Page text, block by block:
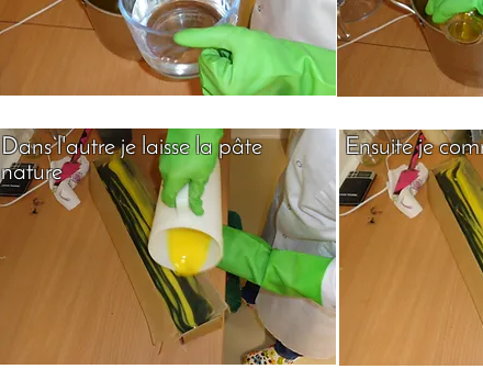
Dans l'autre je laisse la pâte
nature
Ensuite je